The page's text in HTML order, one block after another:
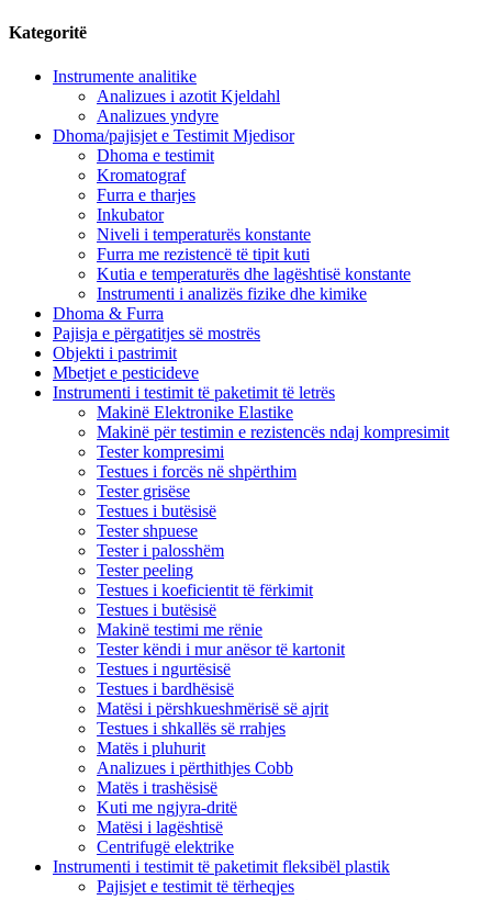
Kategoritë
Instrumente analitike
Analizues i azotit Kjeldahl
Analizues yndyre
Dhoma/pajisjet e Testimit Mjedisor
Dhoma e testimit
Kromatograf
Furra e tharjes
Inkubator
Niveli i temperaturës konstante
Furra me rezistencë të tipit kuti
Kutia e temperaturës dhe lagështisë konstante
Instrumenti i analizës fizike dhe kimike
Dhoma & Furra
Pajisja e përgatitjes së mostrës
Objekti i pastrimit
Mbetjet e pesticideve
Instrumenti i testimit të paketimit të letrës
Makinë Elektronike Elastike
Makinë për testimin e rezistencës ndaj kompresimit
Tester kompresimi
Testues i forcës në shpërthim
Tester grisëse
Testues i butësisë
Tester shpuese
Tester i palosshëm
Tester peeling
Testues i koeficientit të fërkimit
Testues i butësisë
Makinë testimi me rënie
Tester këndi i mur anësor të kartonit
Testues i ngurtësisë
Testues i bardhësisë
Matësi i përshkueshmërisë së ajrit
Testues i shkallës së rrahjes
Matës i pluhurit
Analizues i përthithjes Cobb
Matës i trashësisë
Kuti me ngjyra-dritë
Matësi i lagështisë
Centrifugë elektrike
Instrumenti i testimit të paketimit fleksibël plastik
Pajisjet e testimit të tërheqjes